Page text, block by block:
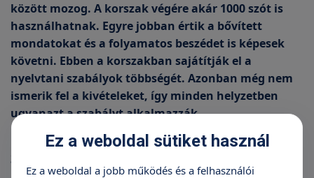
között mozog. A korszak végére akár 1000 szót is
használhatnak. Egyre jobban értik a bővített
mondatokat és a folyamatos beszédet is képesek
követni. Ebben a korszakban sajátítják el a
nyelvtani szabályok többségét. Azonban még nem
ismerik fel a kivételeket, így minden helyzetben
ugyanazt a szabályt alkalmazzák.
3-6 éves kor
Ez a weboldal sütiket használ
Ez a weboldal a jobb működés és a felhasználói